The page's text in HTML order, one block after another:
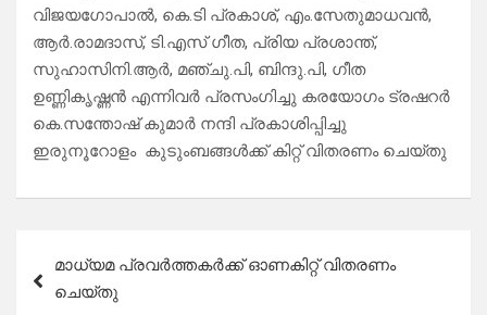
വിജയഗോപാൽ, കെ.ടി പ്രകാശ്, എം.സേതുമാധവൻ,
ആർ.രാമദാസ്, ടി.എസ് ഗീത, പ്രിയ പ്രശാന്ത്,
സുഹാസിനി.ആർ, മഞ്ചു.പി, ബിന്ദു.പി, ഗീത
ഉണ്ണികൃഷ്ണൻ എന്നിവർ പ്രസംഗിച്ചു കരയോഗം ട്രഷറർ
കെ.സന്തോഷ് കുമാർ നന്ദി പ്രകാശിപ്പിച്ചു
ഇരുനൂറോളം കുടുംബങ്ങൾക്ക് കിറ്റ് വിതരണം ചെയ്തു
navigation
മാധ്യമ പ്രവർത്തകർക്ക് ഓണകിറ്റ് വിതരണം
ചെയ്തു